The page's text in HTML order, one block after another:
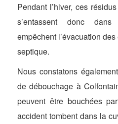
Pendant l’hiver, ces
s’entassent donc
empêchent l’évacuation
septique.
Nous constatons
de débouchage à
peuvent être bouchées
accident tombent dans la